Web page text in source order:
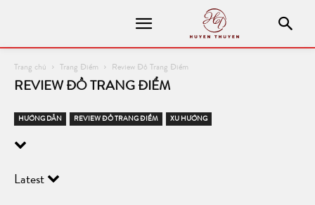
Trang chủ Trang Điểm Review Đồ Trang Điểm
REVIEW ĐỒ TRANG ĐIỂM
HƯỚNG DẪN REVIEW ĐỒ TRANG ĐIỂM XU HƯỚNG
Latest